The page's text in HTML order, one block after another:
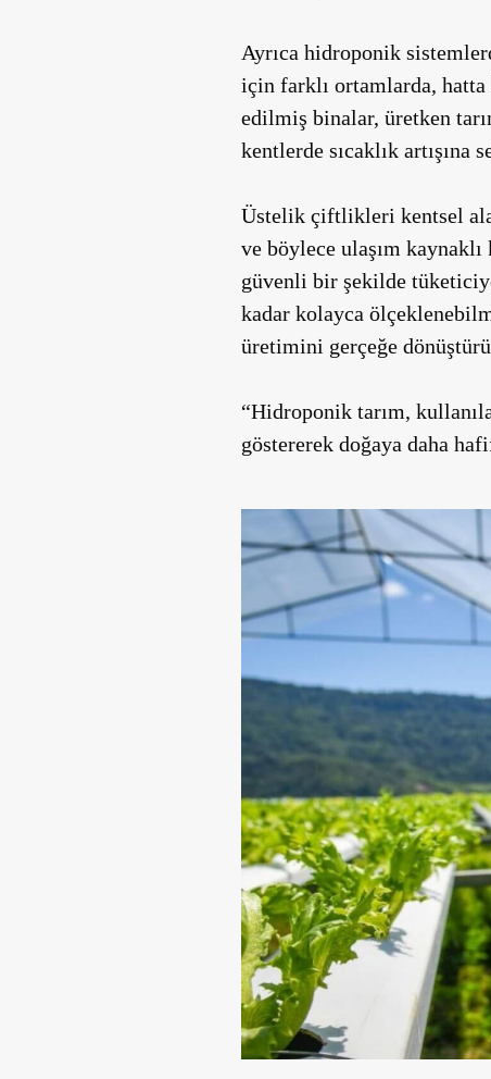
Ayrıca hidroponik
için farklı ortamlarda,
edilmiş binalar, üretken
kentlerde sıcaklık artışına
Üstelik çiftlikleri kentsel
ve böylece ulaşım kaynaklı
güvenli bir şekilde
kadar kolayca
üretimini gerçeğe
“Hidroponik tarım,
göstererek doğaya daha